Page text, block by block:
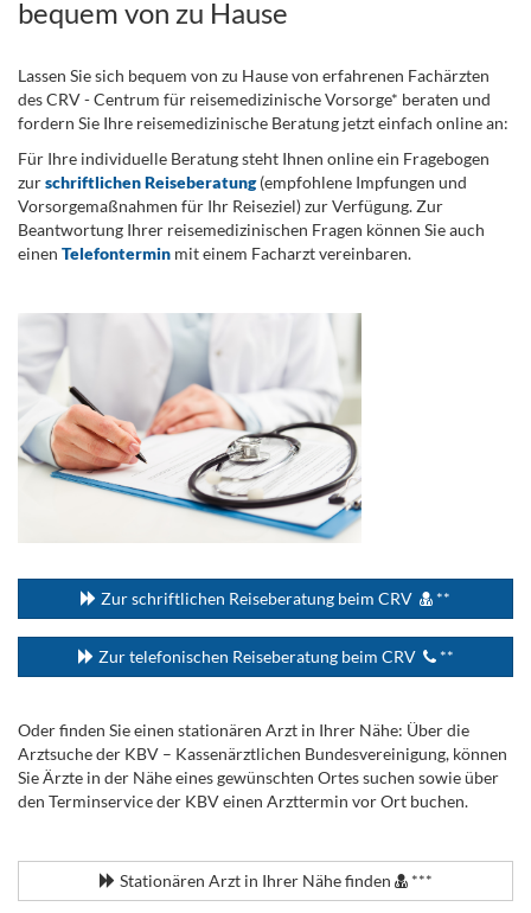
bequem von zu Hause
Lassen Sie sich bequem von zu Hause von erfahrenen Fachärzten
des CRV - Centrum für reisemedizinische Vorsorge* beraten und
fordern Sie Ihre reisemedizinische Beratung jetzt einfach online an:
Für Ihre individuelle Beratung steht Ihnen online ein Fragebogen
zurschriftlichen Reiseberatung(empfohlene Impfungen und
Vorsorgemaßnahmen für Ihr Reiseziel) zur Verfügung. Zur
Beantwortung Ihrer reisemedizinischen Fragen können Sie auch
einen Telefontermin mit einem Facharzt vereinbaren.
Zur schriftlichen Reiseberatung beim CRV **
Zur telefonischen Reiseberatung beim CRV **
Oder finden Sie einen stationären Arzt in Ihrer Nähe: Über die
Arztsuche der KBV – Kassenärztlichen Bundesvereinigung, können
Sie Ärzte in der Nähe eines gewünschten Ortes suchen sowie über
den Terminservice der KBV einen Arzttermin vor Ort buchen.
Stationären Arzt in Ihrer Nähe finden ***